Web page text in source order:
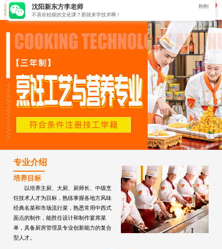
专业介绍
培养目标
以培养主厨、大厨、厨师长、中级烹
饪技术人才为目标，熟练掌握各地方风味
经典名菜和市场流行菜，熟悉常用中西式
面点的制作，能胜任设计和制作宴席菜
单，具备厨房管理及专业创新能力的复合
型人才。
沈阳新东方李老师
不喜欢枯燥的文化课？那就来学技术啊！
刚刚